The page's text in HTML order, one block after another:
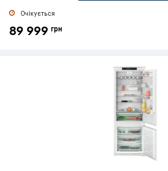
Очікується
89 999 грн